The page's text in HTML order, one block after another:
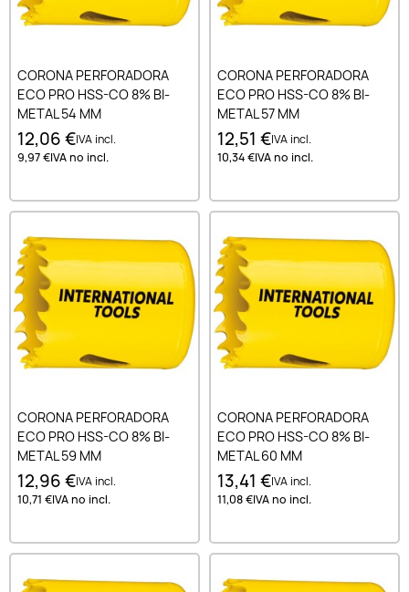
CORONA PERFORADORA
ECO PRO HSS-CO 8% BI-
METAL 54 MM
12,06 €IVA incl.
9,97 €IVA no incl.
CORONA PERFORADORA
ECO PRO HSS-CO 8% BI-
METAL 57 MM
12,51 €IVA incl.
10,34 €IVA no incl.
CORONA PERFORADORA
ECO PRO HSS-CO 8% BI-
METAL 59 MM
12,96 €IVA incl.
10,71 €IVA no incl.
CORONA PERFORADORA
ECO PRO HSS-CO 8% BI-
METAL 60 MM
13,41 €IVA incl.
11,08 €IVA no incl.